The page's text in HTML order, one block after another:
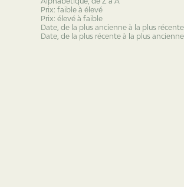
Prix: faible à élevé
Prix: élevé à faible
Date, de la plus ancienne à la plus récente
Date, de la plus récente à la plus ancienne